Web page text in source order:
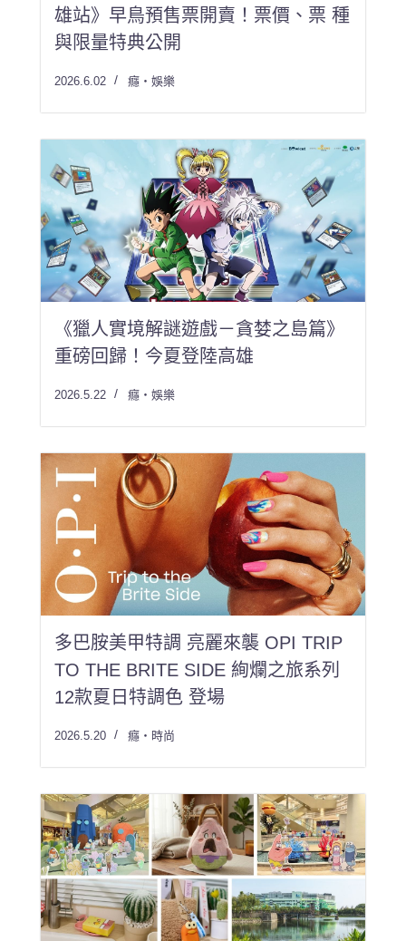
雄站》早鳥預售票開賣！票價、票 種
與限量特典公開
2026.6.02 癮・娛樂
《獵人實境解謎遊戲－貪婪之島篇》
重磅回歸！今夏登陸高雄
2026.5.22 癮・娛樂
多巴胺美甲特調 亮麗來襲 OPI TRIP
TO THE BRITE SIDE 絢爛之旅系列
12款夏日特調色 登場
2026.5.20 癮・時尚